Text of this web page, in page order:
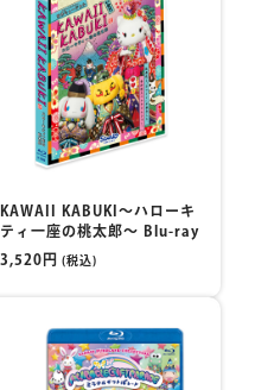
KAWAII KABUKI～ハローキ
ティ一座の桃太郎～ Blu-ray
3,520円 (税込)